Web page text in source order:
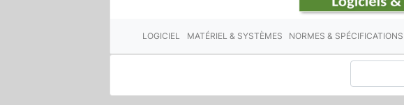
LOGICIEL MATÉRIEL & SYSTÈMES NORMES & SPÉCIFICATIONS